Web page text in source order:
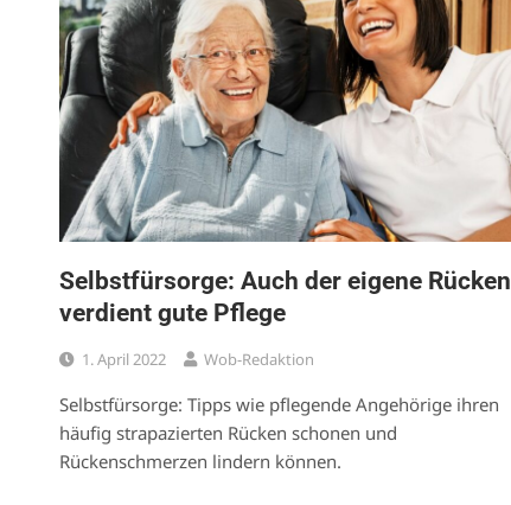
Selbstfürsorge: Auch der eigene Rücken
verdient gute Pflege
1. April 2022 Wob-Redaktion
Selbstfürsorge: Tipps wie pflegende Angehörige ihren
häufig strapazierten Rücken schonen und
Rückenschmerzen lindern können.